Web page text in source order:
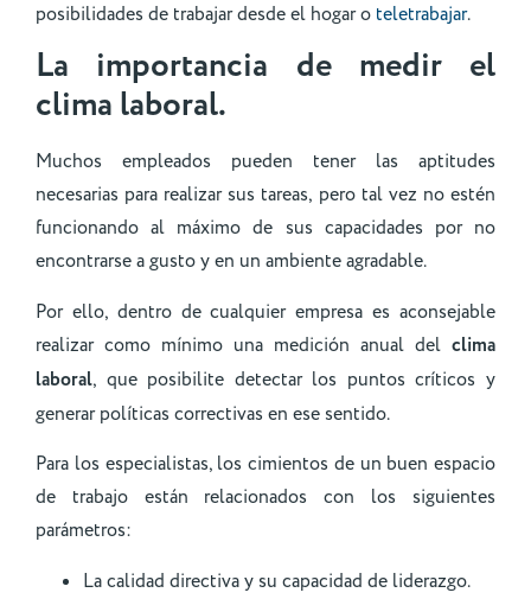
posibilidades de trabajar desde el hogar o teletrabajar.
La importancia de medir el
clima laboral.
Muchos empleados pueden tener las aptitudes
necesarias para realizar sus tareas, pero tal vez no estén
funcionando al máximo de sus capacidades por no
encontrarse a gusto y en un ambiente agradable.
Por ello, dentro de cualquier empresa es aconsejable
realizar como mínimo una medición anual del clima
laboral, que posibilite detectar los puntos críticos y
generar políticas correctivas en ese sentido.
Para los especialistas, los cimientos de un buen espacio
de trabajo están relacionados con los siguientes
parámetros:
La calidad directiva y su capacidad de liderazgo.